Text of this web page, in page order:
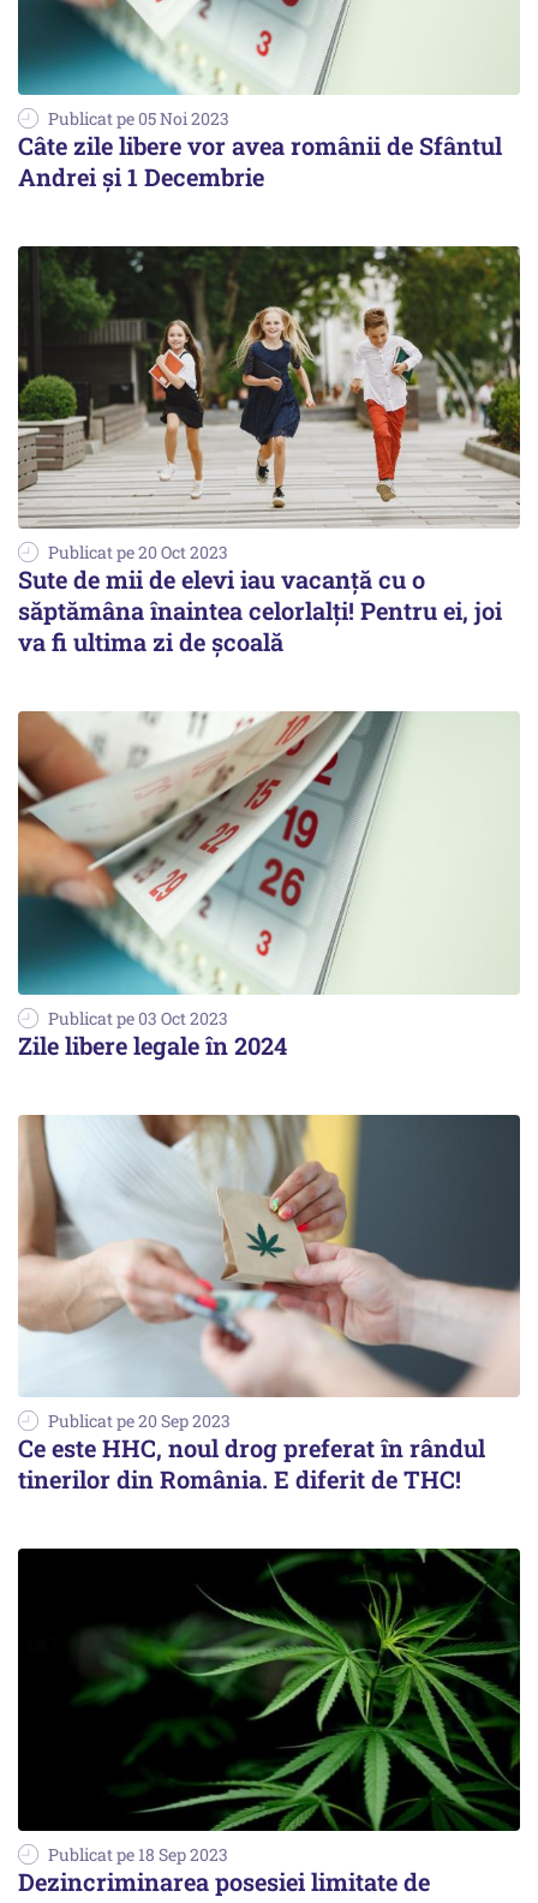
Publicat pe 05 Noi 2023
Câte zile libere vor avea românii de Sfântul
Andrei și 1 Decembrie
Publicat pe 20 Oct 2023
Sute de mii de elevi iau vacanță cu o
săptămâna înaintea celorlalți! Pentru ei, joi
va fi ultima zi de școală
Publicat pe 03 Oct 2023
Zile libere legale în 2024
Publicat pe 20 Sep 2023
Ce este HHC, noul drog preferat în rândul
tinerilor din România. E diferit de THC!
Publicat pe 18 Sep 2023
Dezincriminarea posesiei limitate de